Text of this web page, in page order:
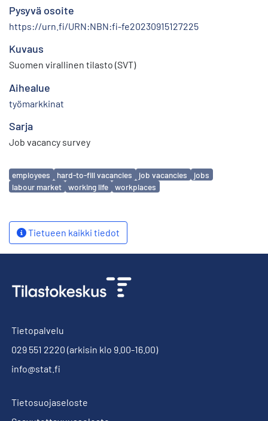
Pysyvä osoite
https://urn.fi/URN:NBN:fi-fe20230915127225
Kuvaus
Suomen virallinen tilasto (SVT)
Aihealue
työmarkkinat
Sarja
Job vacancy survey
Avainsanat
employees hard-to-fill vacancies job vacancies
jobs
labour market
working life workplaces
Tietueen kaikki tiedot
Tietopalvelu
029 551 2220 (arkisin klo 9.00-16.00)
info@stat.fi
Tietosuojaseloste